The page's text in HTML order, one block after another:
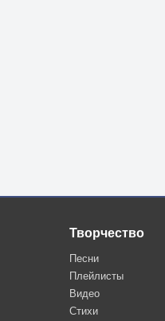
Творчество
Песни
Плейлисты
Видео
Стихи